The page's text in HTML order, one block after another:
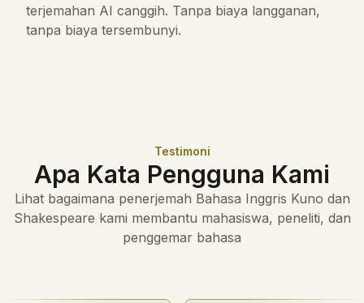
terjemahan AI canggih. Tanpa biaya langganan,
tanpa biaya tersembunyi.
Testimoni
Apa Kata Pengguna Kami
Lihat bagaimana penerjemah Bahasa Inggris Kuno dan
Shakespeare kami membantu mahasiswa, peneliti, dan
penggemar bahasa